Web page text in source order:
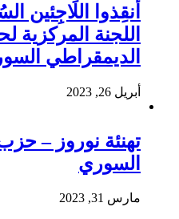
أَنقِذوا اللَاجِئين
اللجنة المركزية
الديمقراطي
أبريل 26, 2023
تهنئة نوروز –
السوري
مارس 31, 2023